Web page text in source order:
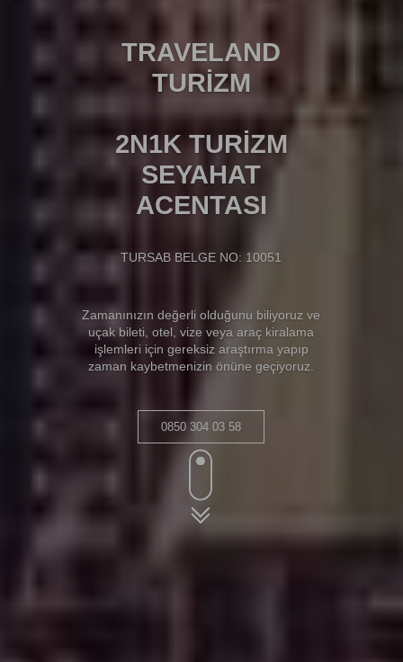
TRAVELAND
TURİZM
2N1K TURİZM
SEYAHAT
ACENTASI
TURSAB BELGE NO: 10051
Zamanınızın değerli olduğunu biliyoruz ve
uçak bileti, otel, vize veya araç kiralama
işlemleri için gereksiz araştırma yapıp
zaman kaybetmenizin önüne geçiyoruz.
0850 304 03 58